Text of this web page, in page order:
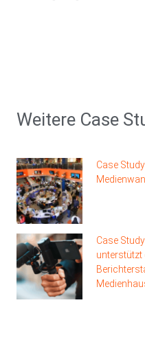
Weitere Case
Case
Case
unterstützt